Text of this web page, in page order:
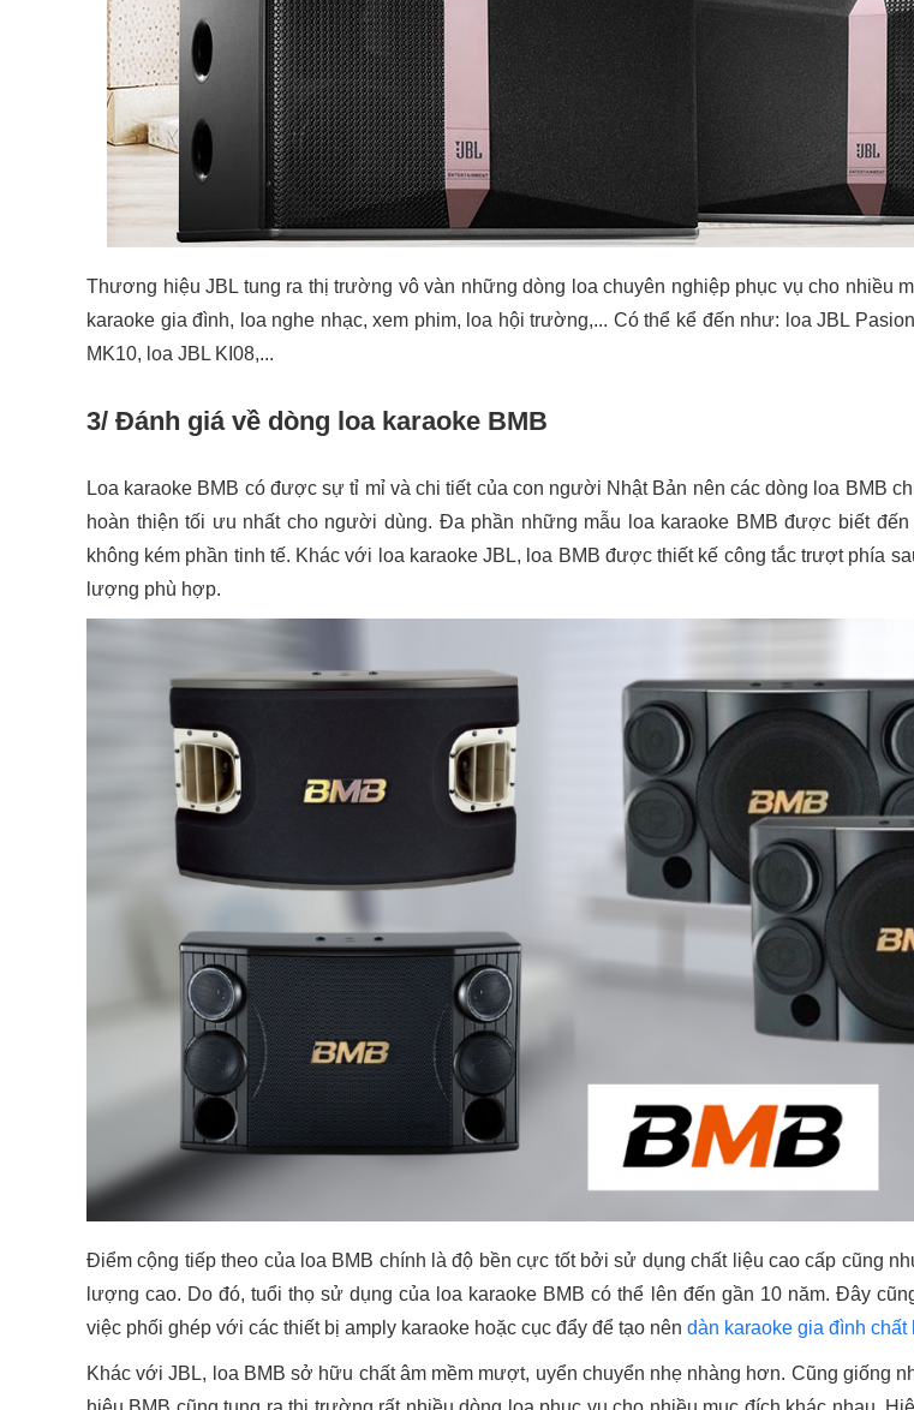
Thương hiệu JBL tung ra thị trường vô vàn những dòng loa chuyên nghiệp phục vụ cho nhiều
karaoke gia đình, loa nghe nhạc, xem phim, loa hội trường,... Có thể kể đến như: loa JBL
MK10, loa JBL KI08,...
3/ Đánh giá về dòng loa karaoke BMB
Loa karaoke BMB có được sự tỉ mỉ và chi tiết của con người Nhật Bản nên các dòng loa BMB
hoàn thiện tối ưu nhất cho người dùng. Đa phần những mẫu loa karaoke BMB được biết
không kém phần tinh tế. Khác với loa karaoke JBL, loa BMB được thiết kế công tắc trượt phía
lượng phù hợp.
Điểm cộng tiếp theo của loa BMB chính là độ bền cực tốt bởi sử dụng chất liệu cao cấp cũng
lượng cao. Do đó, tuổi thọ sử dụng của loa karaoke BMB có thể lên đến gần 10 năm. Đây
việc phối ghép với các thiết bị amply karaoke hoặc cục đẩy để tạo nên dàn karaoke gia đình
Khác với JBL, loa BMB sở hữu chất âm mềm mượt, uyển chuyển nhẹ nhàng hơn. Cũng giống